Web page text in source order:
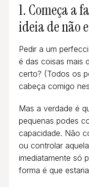
1. Começa a
ideia de não
Pedir a um
é das coisas mais
certo? (Todos os
cabeça comigo
Mas a verdade é
pequenas podes
capacidade. Não
ou controlar
imediatamente só
forma é que